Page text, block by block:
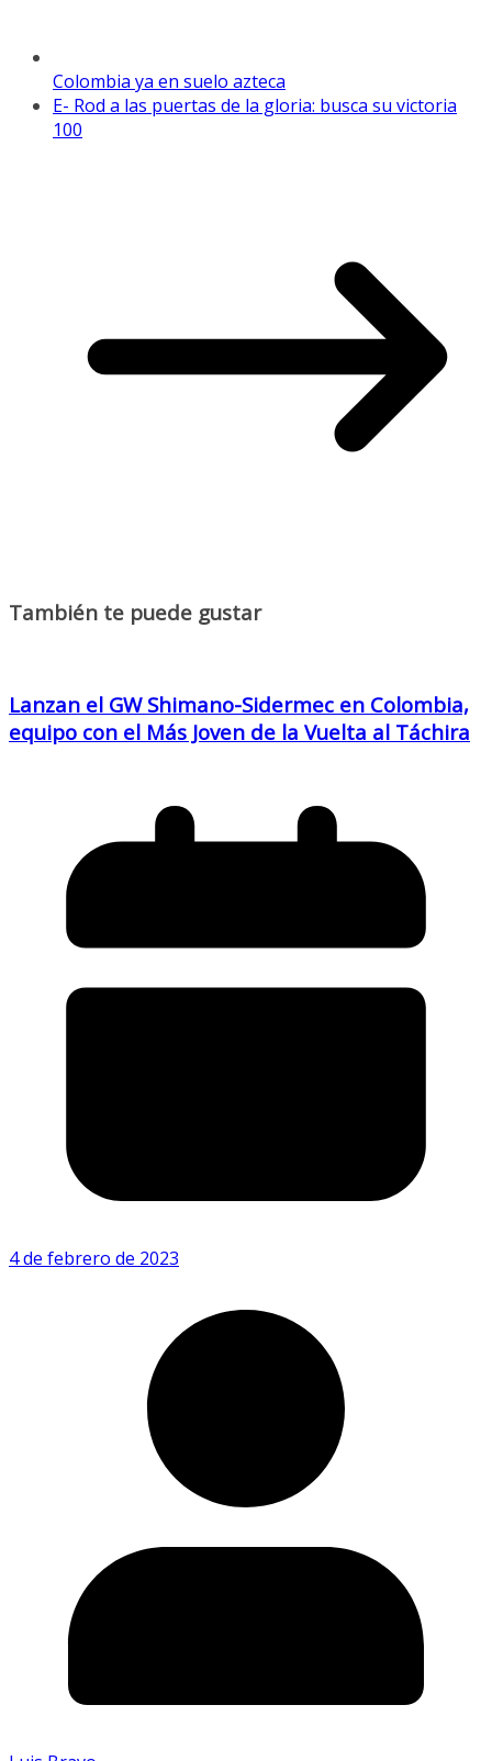
Colombia ya en suelo azteca
E- Rod a las puertas de la gloria: busca su victoria
100
También te puede gustar
Lanzan el GW Shimano-Sidermec en Colombia,
equipo con el Más Joven de la Vuelta al Táchira
4 de febrero de 2023